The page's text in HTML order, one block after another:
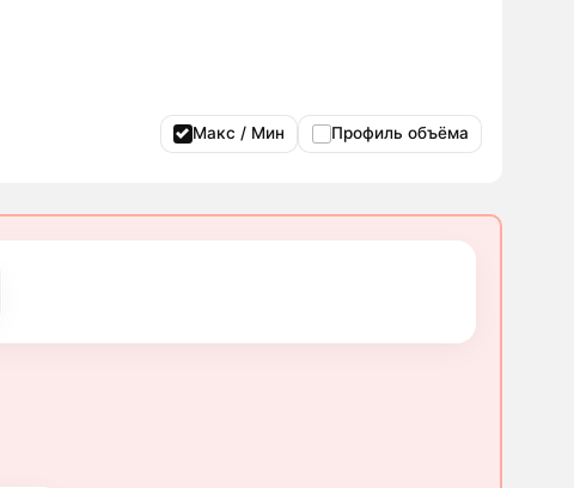
Макс / Мин Профиль объёма